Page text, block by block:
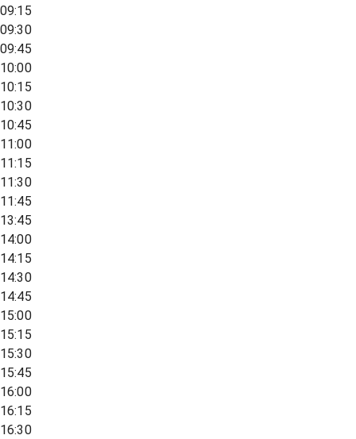
09:15
09:30
09:45
10:00
10:15
10:30
10:45
11:00
11:15
11:30
11:45
13:45
14:00
14:15
14:30
14:45
15:00
15:15
15:30
15:45
16:00
16:15
16:30